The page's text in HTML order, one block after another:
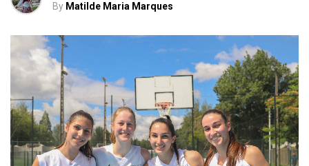
By Matilde Maria Marques